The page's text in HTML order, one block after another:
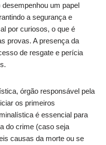
um papel
a segurança e
por curiosos, o que é
provas. A presença da
de resgate e perícia
órgão responsável pela
os primeiros
é essencial para
do crime (caso seja
causas da morte ou se